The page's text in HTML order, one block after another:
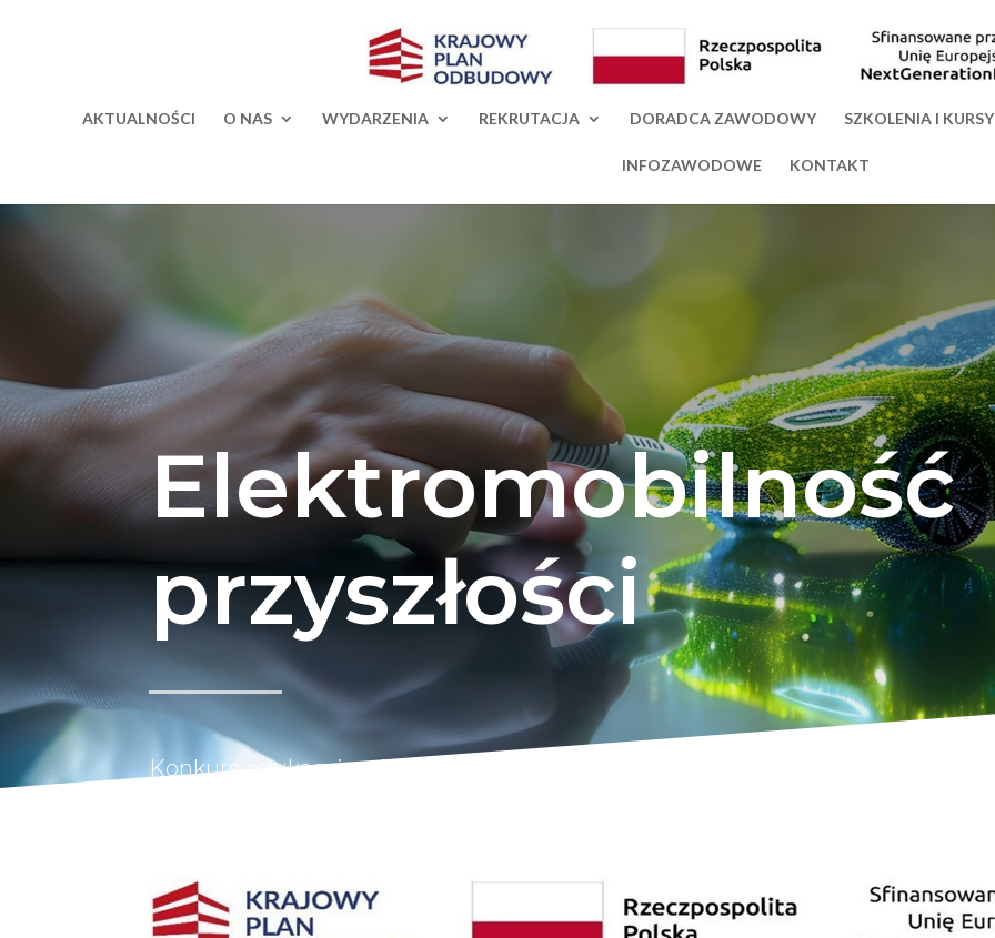
AKTUALNOŚCI O NAS WYDARZENIA REKRUTACJA DORADCA ZAWODOWY SZKOLENIA I KURSY
INFOZAWODOWE KONTAKT
Elektromobilność
przyszłości
Konkurs edukacyjno-innowacyjny skierowany do uczniów szkół średnich